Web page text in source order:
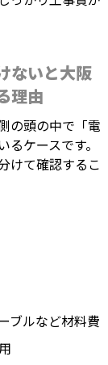
ないと大阪
理由
の頭の中で「電
ケースです。
けて確認するこ
ブルなど材料費